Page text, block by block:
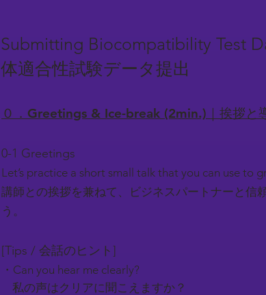
Submitting Biocompatibility Test
体適合性試験データ提出
０．Greetings & Ice-break (2min.)｜挨拶と
0-1 Greetings
Let’s practice a short small talk that you can use
講師との挨拶を兼ねて、ビジネスパートナーと信
う。
[Tips / 会話のヒント]
・Can you hear me clearly?
私の声はクリアに聞こえますか？